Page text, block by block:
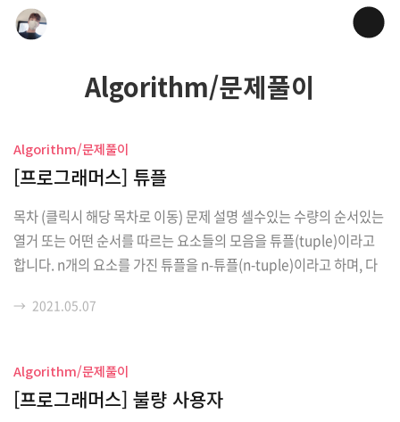
Algorithm/문제풀이
Algorithm/문제풀이
[프로그래머스] 튜플
목차 (클릭시 해당 목차로 이동) 문제 설명 셀수있는 수량의 순서있는
열거 또는 어떤 순서를 따르는 요소들의 모음을 튜플(tuple)이라고
합니다. n개의 요소를 가진 튜플을 n-튜플(n-tuple)이라고 하며, 다
은 성질을 가지고 있습니다. 중복된 원소가 있을 수 있습니다. ex : (2,
른 튜플입니다. ex : (1, 2, 3) ≠ (1, 3, 2) 튜플의 원소 개수는 유한합
니다. 원소의 개수가 n개이고, 중복되는 원소가 없는 튜플 (a1, a2, a
3, ..., an)이 주어질 때(단, a1, a2, ..., an은 자연수), 이는 다음..
→ 2021.05.07
Algorithm/문제풀이
[프로그래머스] 불량 사용자